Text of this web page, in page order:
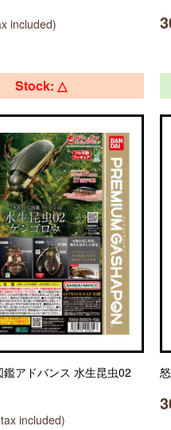
included)
Stock: △
鑑アドバンス 水生昆虫02
included)